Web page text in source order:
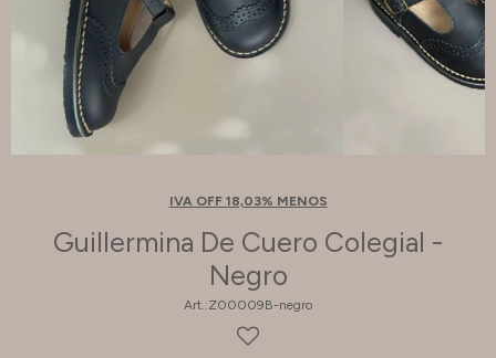
IVA OFF 18,03% MENOS
Guillermina De Cuero Colegial -
Negro
Z00009B-negro